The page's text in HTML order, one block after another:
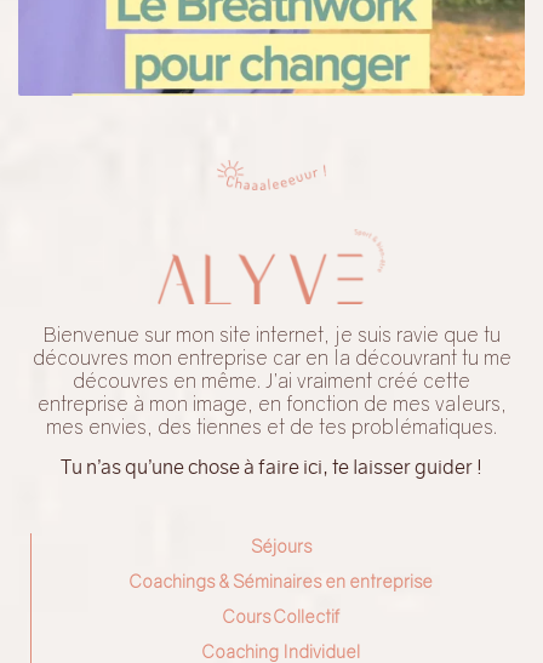
Bienvenue sur mon site internet, je suis ravie que tu
découvres mon entreprise car en la découvrant tu me
découvres en même. J’ai vraiment créé cette
entreprise à mon image, en fonction de mes valeurs,
mes envies, des tiennes et de tes problématiques.
Tu n’as qu’une chose à faire ici, te laisser guider !
Séjours
Coachings & Séminaires en entreprise
Cours Collectif
Coaching Individuel